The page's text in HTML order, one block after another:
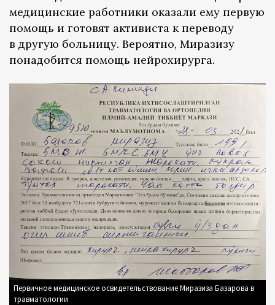
медицинские работники оказали ему первую
помощь и готовят активиста к переводу
в другую больницу. Вероятно, Миразизу
понадобится помощь нейрохирурга.
Первичное медицинское освидетельствование Миразиза Базарова в
травматологии